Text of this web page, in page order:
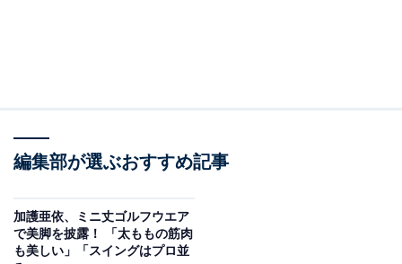
編集部が選ぶおすすめ記事
加護亜依、ミニ丈ゴルフウエア
で美脚を披露！ 「太ももの筋肉
も美しい」「スイングはプロ並